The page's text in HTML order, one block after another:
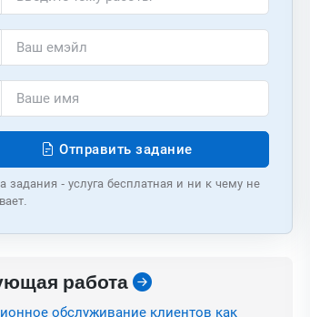
Отправить задание
задания - услуга бесплатная и ни к чему не
работа
обслуживание клиентов как